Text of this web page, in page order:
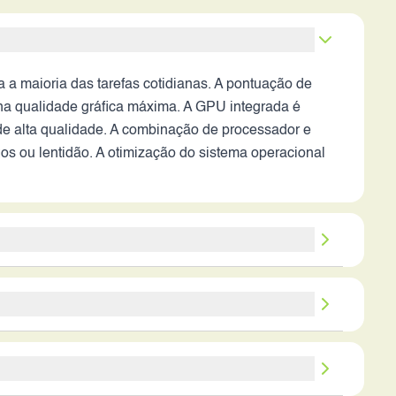
maioria das tarefas cotidianas. A pontuação de
qualidade gráfica máxima. A GPU integrada é
alta qualidade. A combinação de processador e
ou lentidão. A otimização do sistema operacional
sobre as lentes e a abertura máxima
noturnas. A câmera frontal de 32MP é adequada
a avaliação completa.
navegação na internet, uso de aplicativos,